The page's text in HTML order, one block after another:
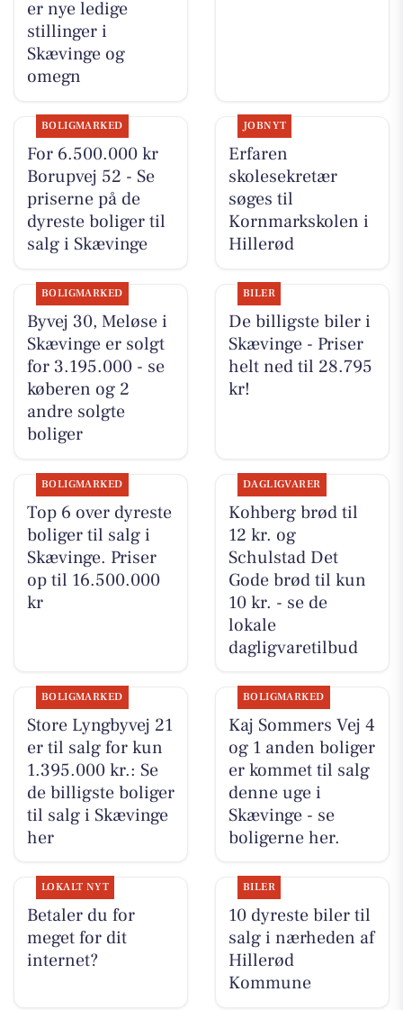
er nye ledige
stillinger i
Skævinge og
omegn
BOLIGMARKED
For 6.500.000 kr
Borupvej 52 - Se
priserne på de
dyreste boliger til
salg i Skævinge
JOBNYT
Erfaren
skolesekretær
søges til
Kornmarkskolen i
Hillerød
BOLIGMARKED
Byvej 30, Meløse i
Skævinge er solgt
for 3.195.000 - se
køberen og 2
andre solgte
boliger
BILER
De billigste biler i
Skævinge - Priser
helt ned til 28.795
kr!
BOLIGMARKED
Top 6 over dyreste
boliger til salg i
Skævinge. Priser
op til 16.500.000
kr
DAGLIGVARER
Kohberg brød til
12 kr. og
Schulstad Det
Gode brød til kun
10 kr. - se de
lokale
dagligvaretilbud
BOLIGMARKED
Store Lyngbyvej 21
er til salg for kun
1.395.000 kr.: Se
de billigste boliger
til salg i Skævinge
her
BOLIGMARKED
Kaj Sommers Vej 4
og 1 anden boliger
er kommet til salg
denne uge i
Skævinge - se
boligerne her.
LOKALT NYT
Betaler du for
meget for dit
internet?
BILER
10 dyreste biler til
salg i nærheden af
Hillerød
Kommune